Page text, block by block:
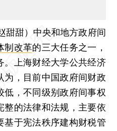
甜甜） 中央和地方政府间
制改革的三大任务之一，
。上海财经大学公共经济
为，目前中国政府间财政
低，不同级别政府间事权
整的法律和法规，主要依
基于宪法秩序建构财税管